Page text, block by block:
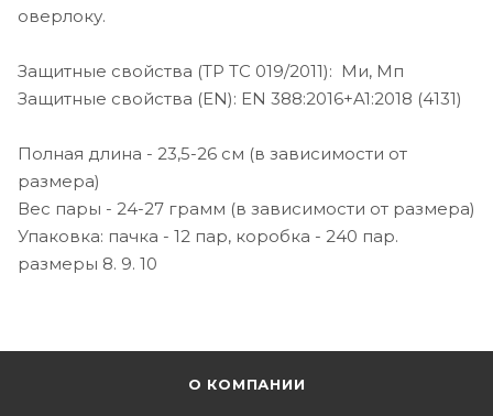
оверлоку.
Защитные свойства (ТР ТС 019/2011): Ми, Мп
Защитные свойства (EN): EN 388:2016+A1:2018 (4131)
Полная длина - 23,5-26 см (в зависимости от
размера)
Вес пары - 24-27 грамм (в зависимости от размера)
Упаковка: пачка - 12 пар, коробка - 240 пар.
размеры 8. 9. 10
О КОМПАНИИ